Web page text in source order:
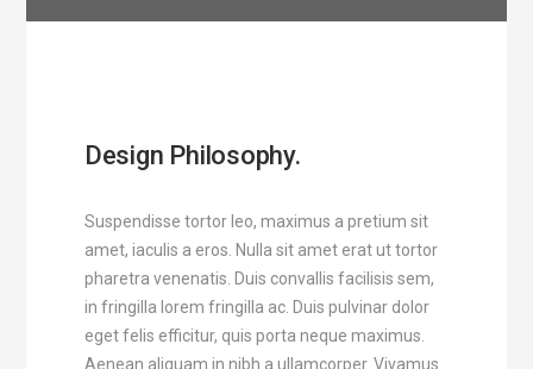
Design Philosophy.
Suspendisse tortor leo, maximus a pretium sit
amet, iaculis a eros. Nulla sit amet erat ut tortor
pharetra venenatis. Duis convallis facilisis sem,
in fringilla lorem fringilla ac. Duis pulvinar dolor
eget felis efficitur, quis porta neque maximus.
Aenean aliquam in nibh a ullamcorper. Vivamus